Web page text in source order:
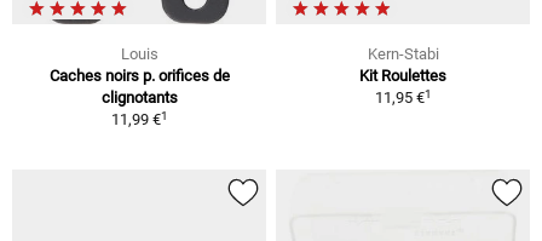
Louis
Caches noirs p. orifices de
clignotants
11,99 €1
Kern-Stabi
Kit Roulettes
11,95 €1